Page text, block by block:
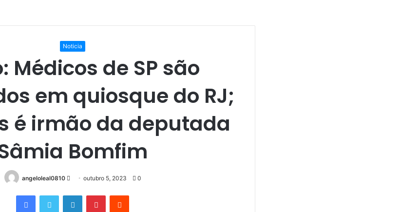
Noticia
Médicos de SP são
em quiosque do RJ;
é irmão da deputada
Bomfim
angeloleal0810 Mande
e-
outubro 5, 2023 0
FacebookTwitter LinkedinPinterestReddit